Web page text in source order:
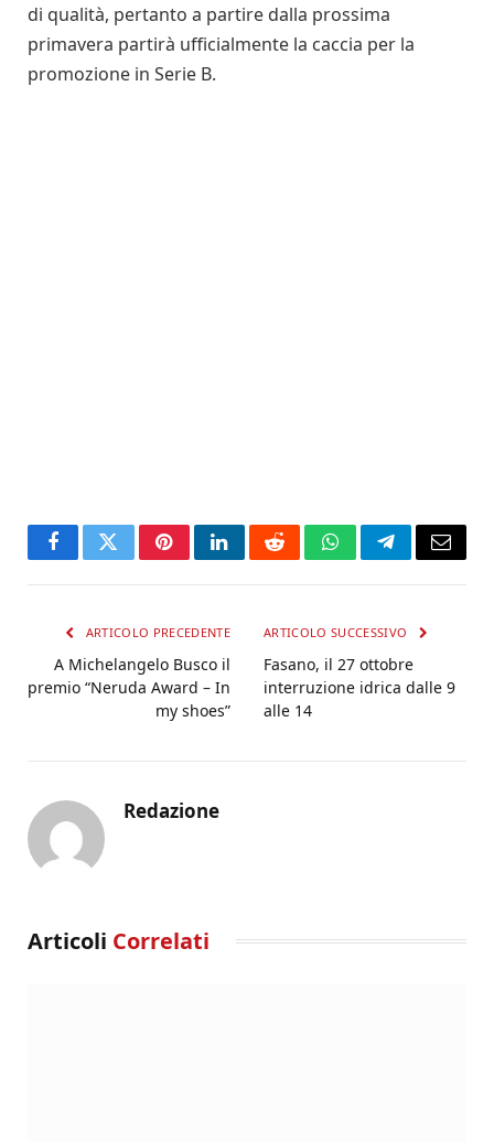
di qualità, pertanto a partire dalla prossima
primavera partirà ufficialmente la caccia per la
promozione in Serie B.
FacebookTwitterPinterestLinkedInRedditWhatsAppTelegramEmail
ARTICOLO PRECEDENTE
A Michelangelo Busco il
premio “Neruda Award – In
my shoes”
ARTICOLO SUCCESSIVO
Fasano, il 27 ottobre
interruzione idrica dalle 9
alle 14
Redazione
Articoli Correlati